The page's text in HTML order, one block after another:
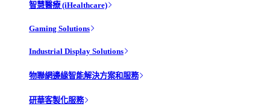
智慧醫療 (iHealthcare)
Gaming Solutions
Industrial Display Solutions
物聯網邊緣智能解決方案和服務
研華客製化服務